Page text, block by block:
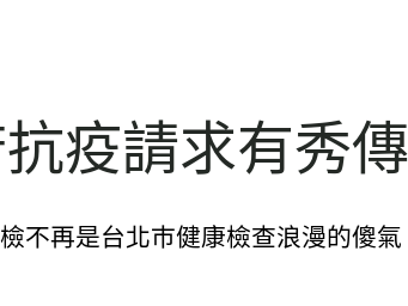
疫請求有秀
不再是台北巿健康檢查浪漫的傻